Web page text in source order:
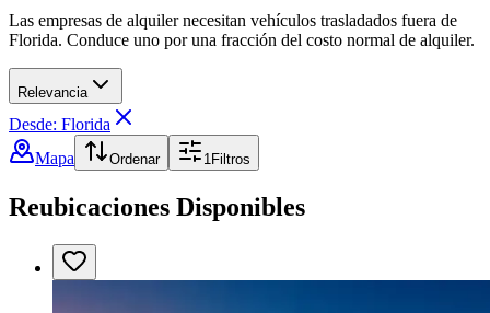
Las empresas de alquiler necesitan vehículos trasladados fuera de
Florida. Conduce uno por una fracción del costo normal de alquiler.
Relevancia
Desde: Florida
Mapa
Ordenar 1Filtros
Reubicaciones Disponibles